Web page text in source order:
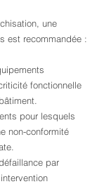
une
est recommandée :
fonctionnelle
pour lesquels
non-conformité
par